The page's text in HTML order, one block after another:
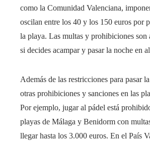
como la Comunidad Valenciana,
oscilan entre los 40 y los 150 euros por
la playa. Las multas y prohibiciones son
si decides acampar y pasar la noche en
Además de las restricciones para pasar
otras prohibiciones y sanciones en las
Por ejemplo, jugar al pádel está
playas de Málaga y Benidorm con
llegar hasta los 3.000 euros. En el País